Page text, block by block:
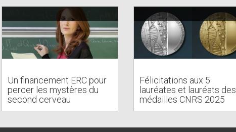
Un financement ERC pour
percer les mystères du
second cerveau
Félicitations aux 5
lauréates et lauréats des
médailles CNRS 2025